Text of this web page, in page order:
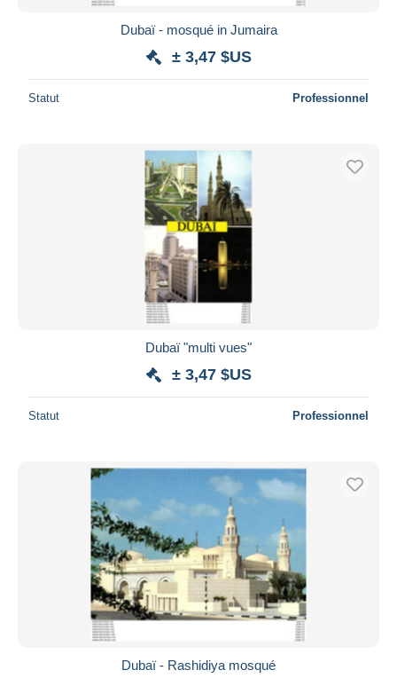
Dubaï - mosqué in Jumaira
± 3,47 $US
Statut Professionnel
Dubaï "multi vues"
± 3,47 $US
Statut Professionnel
Dubaï - Rashidiya mosqué